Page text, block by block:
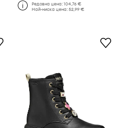
Редовна цена:104,76 €
Най-ниска цена:52,99 €